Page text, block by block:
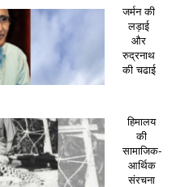
जर्मन की
लड़ाई
और
रुद्रनाथ
की चढाई
हिमालय
की
सामाजिक-
आर्थिक
संरचना